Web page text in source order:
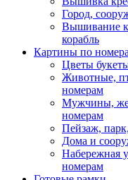
Город,
Вышивание
корабль
Картины по
Цветы
Животные,
номерам
Мужчины,
номерам
Пейзаж,
Дома и
Набережная
номерам